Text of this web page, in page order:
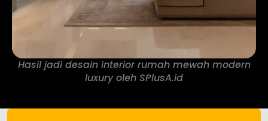
Hasil jadi desain interior rumah mewah modern
luxury oleh SPlusA.id